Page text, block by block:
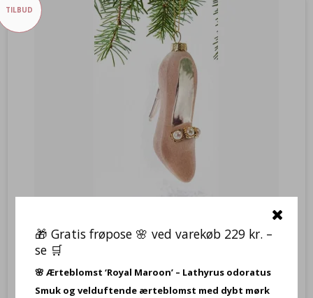
TILBUD
Glas Højhælet sko H: 9 cm og med ophæng, vælg
🎁 Gratis frøpose 🌸 ved varekøb 229 kr. –
se 🛒
🌸 Ærteblomst ‘Royal Maroon’ – Lathyrus odoratus
Smuk og velduftende ærteblomst med dybt mørk